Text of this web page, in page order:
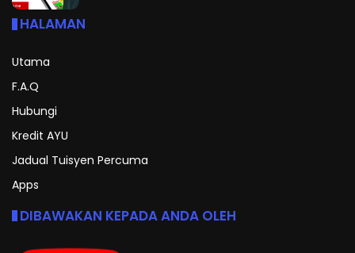
HALAMAN
Utama
F.A.Q
Hubungi
Kredit AYU
Jadual Tuisyen Percuma
Apps
DIBAWAKAN KEPADA ANDA OLEH